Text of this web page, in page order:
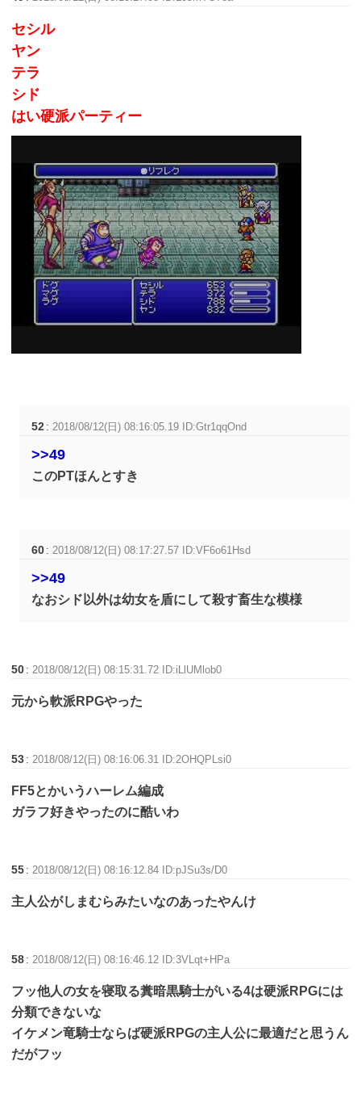
セシル
ヤン
テラ
シド
はい硬派パーティー
52 :2018/08/12(日) 08:16:05.19 ID:Gtr1qqOnd
>>49
このPTほんとすき
60 :2018/08/12(日) 08:17:27.57 ID:VF6o61Hsd
>>49
なおシド以外は幼女を盾にして殺す畜生な模様
50 :2018/08/12(日) 08:15:31.72 ID:iLlUMlob0
元から軟派RPGやった
53 :2018/08/12(日) 08:16:06.31 ID:2OHQPLsi0
FF5とかいうハーレム編成
ガラフ好きやったのに酷いわ
55 :2018/08/12(日) 08:16:12.84 ID:pJSu3s/D0
主人公がしまむらみたいなのあったやんけ
58 :2018/08/12(日) 08:16:46.12 ID:3VLqt+HPa
フッ他人の女を寝取る糞暗黒騎士がいる4は硬派RPGには
分類できないな
イケメン竜騎士ならば硬派RPGの主人公に最適だと思うん
だがフッ